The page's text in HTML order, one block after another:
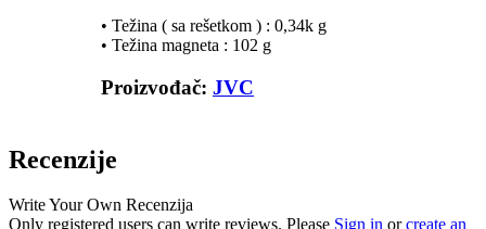
• Težina ( sa rešetkom ) : 0,34k g
• Težina magneta : 102 g
Proizvođač: JVC
Recenzije
Write Your Own Recenzija
Only registered users can write reviews. Please Sign in orcreate an